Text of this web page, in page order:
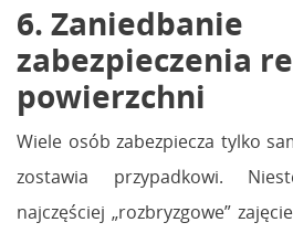
6. Zaniedbanie
zabezpieczenia
powierzchni
Wiele osób zabezpiecza tylko
zostawia przypadkowi.
najczęściej „rozbryzgowe”